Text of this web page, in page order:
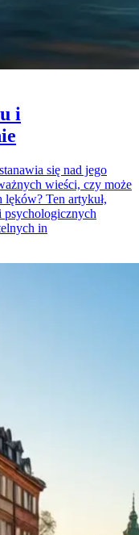
i
się nad jego
wieści, czy może
Ten artykuł,
psychologicznych
in